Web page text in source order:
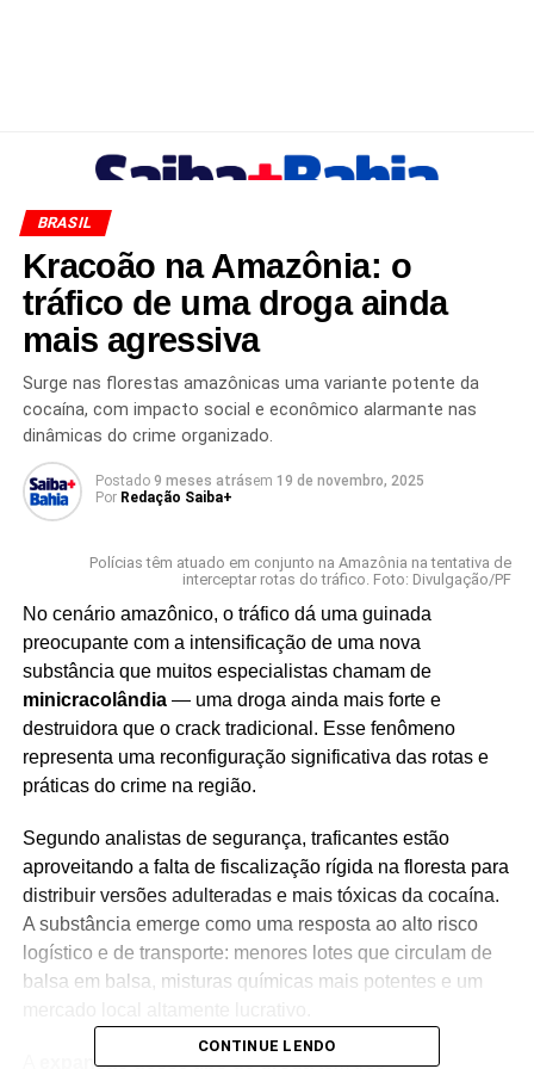
BRASIL
Kracoão na Amazônia: o
tráfico de uma droga ainda
mais agressiva
Surge nas florestas amazônicas uma variante potente da
cocaína, com impacto social e econômico alarmante nas
dinâmicas do crime organizado.
Postado 9 meses atrásem 19 de novembro, 2025
Por Redação Saiba+
Polícias têm atuado em conjunto na Amazônia na tentativa de
interceptar rotas do tráfico. Foto: Divulgação/PF
No cenário amazônico, o tráfico dá uma guinada
preocupante com a intensificação de uma nova
substância que muitos especialistas chamam de
minicracolândia— uma droga ainda mais forte e
destruidora que o crack tradicional. Esse fenômeno
representa uma reconfiguração significativa das rotas e
práticas do crime na região.
Segundo analistas de segurança, traficantes estão
aproveitando a falta de fiscalização rígida na floresta para
distribuir versões adulteradas e mais tóxicas da cocaína.
A substância emerge como uma resposta ao alto risco
logístico e de transporte: menores lotes que circulam de
balsa em balsa, misturas químicas mais potentes e um
expansão desse tipo de drogatem três
CONTINUE LENDO